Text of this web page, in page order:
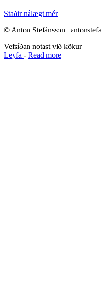
Staðir nálægt mér
© Anton Stefánsson |
Vefsíðan notast við kökur
Leyfa - Read more